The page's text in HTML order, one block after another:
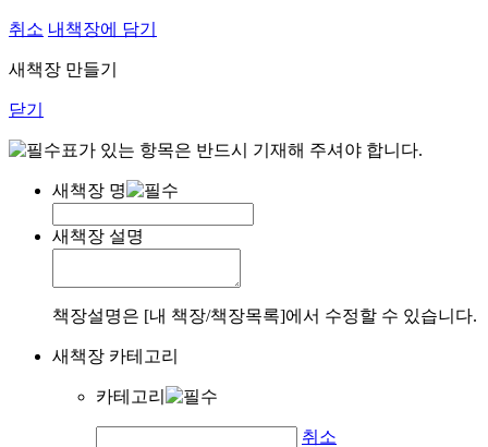
취소 내책장에 담기
새책장 만들기
닫기
표가 있는 항목은 반드시 기재해 주셔야 합니다.
새책장 명
새책장 설명
책장설명은 [내 책장/책장목록]에서 수정할 수 있습니다.
새책장 카테고리
카테고리
취소